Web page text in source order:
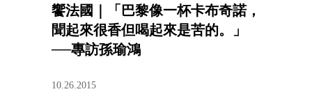
饗法國｜「巴黎像一杯卡布奇諾，
聞起來很香但喝起來是苦的。」
──專訪孫瑜鴻
10.26.2015